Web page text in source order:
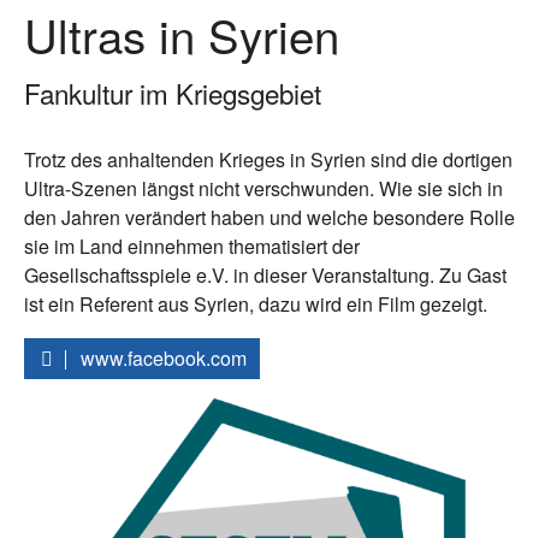
Ultras in Syrien
Fankultur im Kriegsgebiet
Trotz des anhaltenden Krieges in Syrien sind die dortigen
Ultra-Szenen längst nicht verschwunden. Wie sie sich in
den Jahren verändert haben und welche besondere Rolle
sie im Land einnehmen thematisiert der
Gesellschaftsspiele e.V. in dieser Veranstaltung. Zu Gast
ist ein Referent aus Syrien, dazu wird ein Film gezeigt.
www.facebook.com